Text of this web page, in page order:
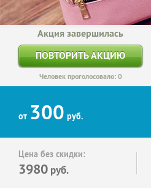
Акция завершилась
ПОВТОРИТЬ АКЦИЮ
Человек проголосовало: 0
от 300 руб.
Цена без скидки:
3980 руб.